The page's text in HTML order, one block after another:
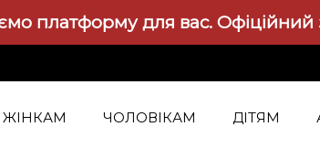
платформу для вас. Офіційний
ЖІНКАМ ЧОЛОВІКАМ ДІТЯМ
кардигани